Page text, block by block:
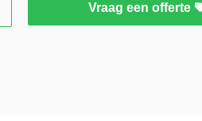
Vraag een offerte